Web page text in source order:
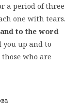
a period of three
one with tears.
to the word
up and to
who are